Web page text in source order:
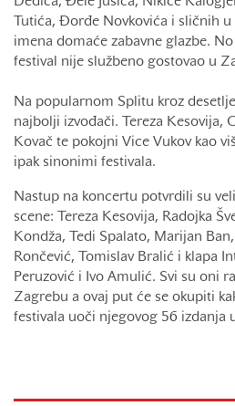
Tutića, Đorđe Novkovića i sličnih
imena domaće zabavne glazbe.
festival nije službeno gostovao u
Na popularnom Splitu kroz
najbolji izvođači. Tereza Kesovija,
Kovač te pokojni Vice Vukov kao
ipak sinonimi festivala.
Nastup na koncertu potvrdili su
scene: Tereza Kesovija, Radojka
Kondža, Tedi Spalato, Marijan
Rončević, Tomislav Bralić i klapa
Peruzović i Ivo Amulić. Svi su oni
Zagrebu a ovaj put će se okupiti
festivala uoči njegovog 56 izdanja